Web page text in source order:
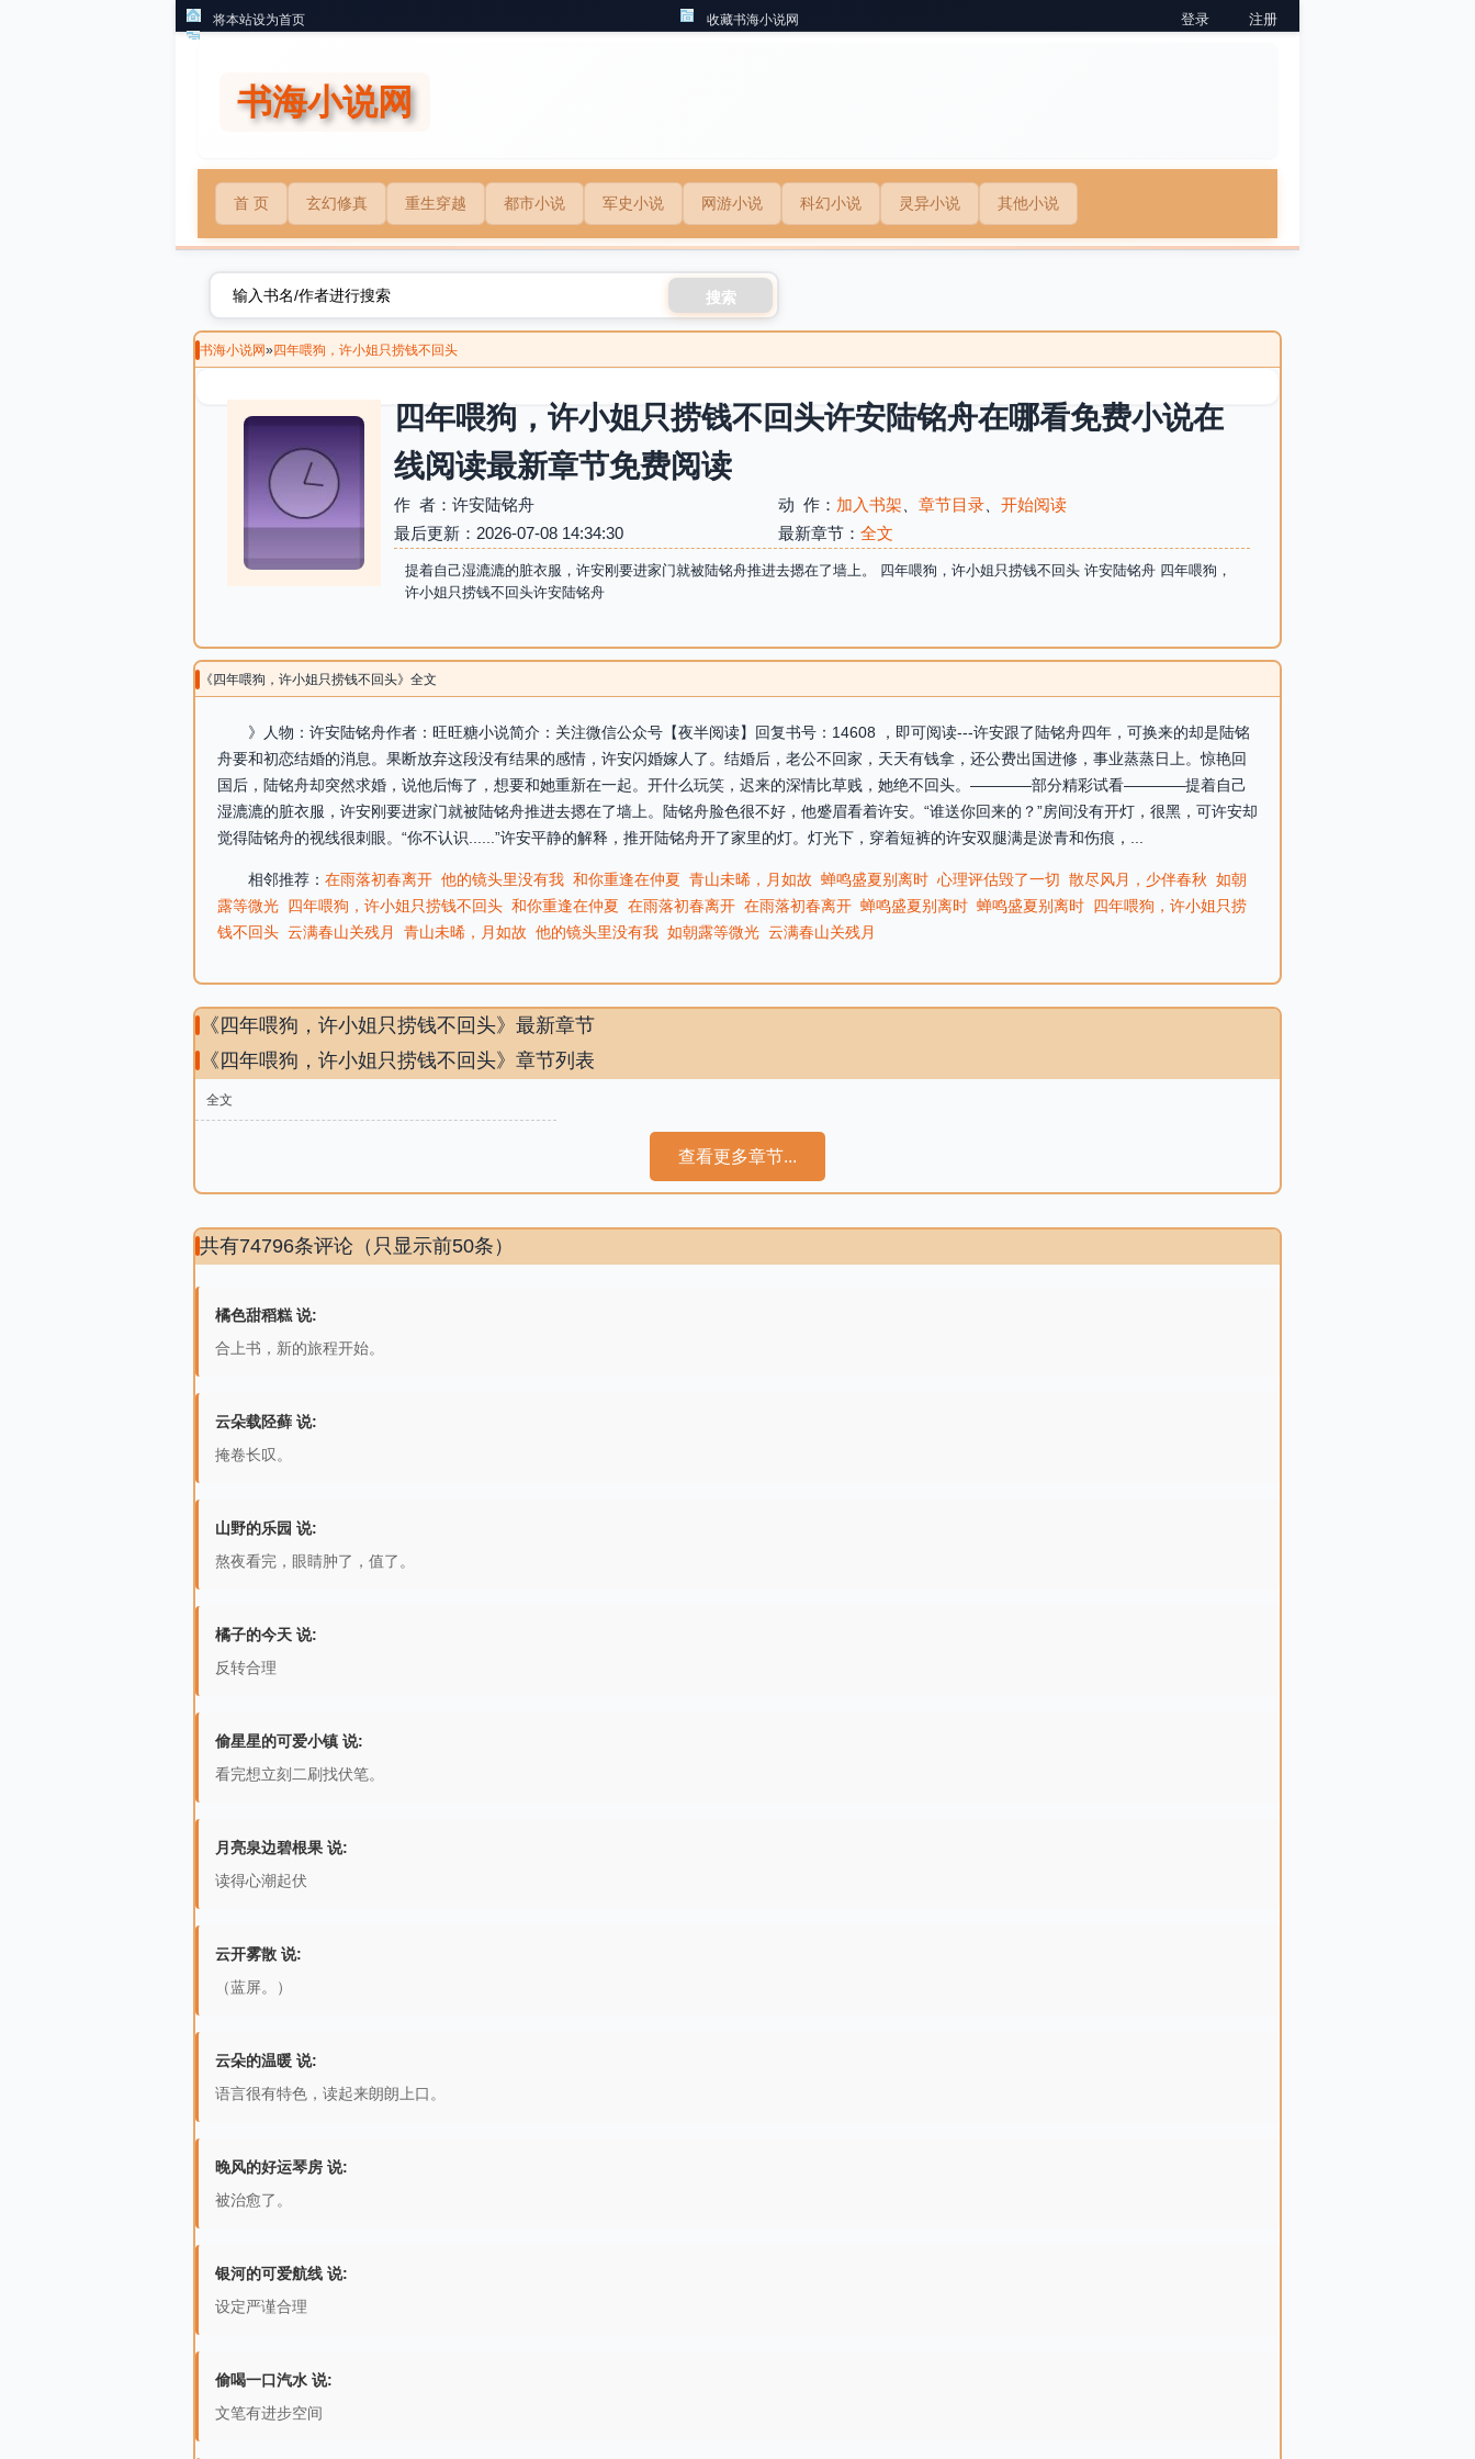
将本站设为首页 收藏书海小说网 登录 注册
书海小说网
首 页 玄幻修真 重生穿越 都市小说 军史小说 网游小说 科幻小说 灵异小说 其他小说
搜索
书海小说网»四年喂狗，许小姐只捞钱不回头
四年喂狗，许小姐只捞钱不回头许安陆铭舟在哪看免费小说在
线阅读最新章节免费阅读
作 者：许安陆铭舟 动 作： 加入书架 章节目录
开始阅读
最后更新：2026-07-08 14:34:30
最新章节： 全文
提着自己湿漉漉的脏衣服，许安刚要进家门就被陆铭舟推进去摁在了墙上。 四年喂狗，许小姐只捞钱不回头 许安陆铭舟 四年喂狗，
许小姐只捞钱不回头许安陆铭舟
《四年喂狗，许小姐只捞钱不回头》全文
》人物：许安陆铭舟作者：旺旺糖小说简介：关注微信公众号【夜半阅读】回复书号：14608 ，即可阅读---许安跟了陆铭舟四年，可换来的却是陆铭
舟要和初恋结婚的消息。果断放弃这段没有结果的感情，许安闪婚嫁人了。结婚后，老公不回家，天天有钱拿，还公费出国进修，事业蒸蒸日上。惊艳回
国后，陆铭舟却突然求婚，说他后悔了，想要和她重新在一起。开什么玩笑，迟来的深情比草贱，她绝不回头。————部分精彩试看————提着自己
湿漉漉的脏衣服，许安刚要进家门就被陆铭舟推进去摁在了墙上。陆铭舟脸色很不好，他蹙眉看着许安。“谁送你回来的？”房间没有开灯，很黑，可许安却
觉得陆铭舟的视线很刺眼。“你不认识......”许安平静的解释，推开陆铭舟开了家里的灯。灯光下，穿着短裤的许安双腿满是淤青和伤痕，...
相邻推荐： 在雨落初春离开 他的镜头里没有我 和你重逢在仲夏 青山未晞，月如故 蝉鸣盛夏别离时 心理评估毁了一切 散尽风月，少伴春秋 如朝
露等微光 四年喂狗，许小姐只捞钱不回头 和你重逢在仲夏 在雨落初春离开 在雨落初春离开 蝉鸣盛夏别离时 蝉鸣盛夏别离时 四年喂狗，许小姐只捞
钱不回头 云满春山关残月 青山未晞，月如故 他的镜头里没有我 如朝露等微光 云满春山关残月
《四年喂狗，许小姐只捞钱不回头》最新章节
《四年喂狗，许小姐只捞钱不回头》章节列表
全文
查看更多章节...
共有74796条评论（只显示前50条）
橘色甜稻糕 说:
合上书，新的旅程开始。
云朵载陉藓 说:
掩卷长叹。
山野的乐园 说:
熬夜看完，眼睛肿了，值了。
橘子的今天 说:
反转合理
偷星星的可爱小镇 说:
看完想立刻二刷找伏笔。
月亮泉边碧根果 说:
读得心潮起伏
云开雾散 说:
（蓝屏。）
云朵的温暖 说:
语言很有特色，读起来朗朗上口。
晚风的好运琴房 说:
被治愈了。
银河的可爱航线 说:
设定严谨合理
偷喝一口汽水 说:
文笔有进步空间